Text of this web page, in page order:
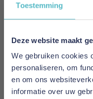
Toestemming
Deze website maakt
We gebruiken cookies
personaliseren, om
en om ons
informatie over uw
Material:
metal
Colour: ORANGE
Slat base
Product style:
Soft close: Not
Maximum